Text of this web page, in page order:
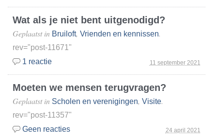
Wat als je niet bent uitgenodigd?
11 september 2021
Geplaatst in Bruiloft, Vrienden en kennissen.
rev="post-11671"
1 reactie
Moeten we mensen terugvragen?
24 april 2021
Geplaatst in Scholen en verenigingen, Visite.
rev="post-11357"
Geen reacties